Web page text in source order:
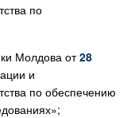
по
Молдова от28
и
по обеспечению